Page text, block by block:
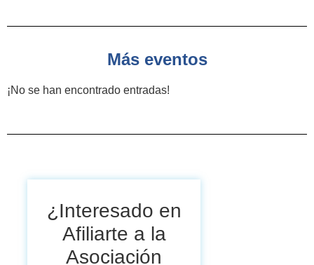
Más eventos
¡No se han encontrado entradas!
¿Interesado en
Afiliarte a la
Asociación